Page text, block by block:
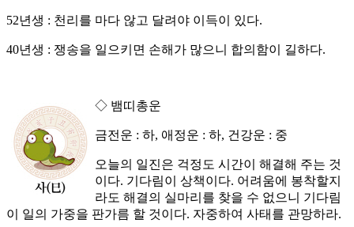
52년생 : 천리를 마다 않고 달려야 이득이 있다.
40년생 : 쟁송을 일으키면 손해가 많으니 합의함이 길하다.
◇ 뱀띠총운
금전운 : 하, 애정운 : 하, 건강운 : 중
오늘의 일진은 걱정도 시간이 해결해 주는 것
이다. 기다림이 상책이다. 어려움에 봉착할지
라도 해결의 실마리를 찾을 수 없으니 기다림
이 일의 가중을 판가름 할 것이다. 자중하여 사태를 관망하라.